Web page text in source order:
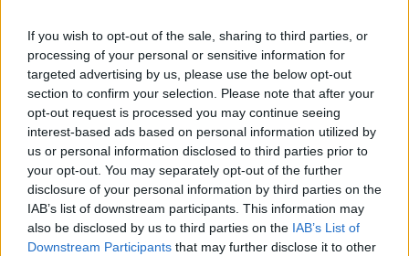
If you wish to opt-out of the sale, sharing to third parties, or
processing of your personal or sensitive information for
targeted advertising by us, please use the below opt-out
section to confirm your selection. Please note that after your
opt-out request is processed you may continue seeing
interest-based ads based on personal information utilized by
us or personal information disclosed to third parties prior to
your opt-out. You may separately opt-out of the further
disclosure of your personal information by third parties on the
IAB’s list of downstream participants. This information may
also be disclosed by us to third parties on the IAB’s List of
Downstream Participants that may further disclose it to other
czasie Mszy w Częstochowie (28 lipca) i w Krakowie (30 i
31 lipca 2016).
Vaticanum II jest stale obecne.
Drogi Czytelniku,
cieszymy się, że odwiedzasz nasz portal. Jesteśmy